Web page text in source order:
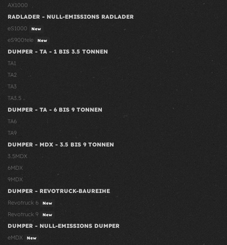
AX1000
RADLADER - NULL-EMISSIONS RADLADER
eS1000
New
eS900tele New
DUMPER - TA - 1 BIS 3.5 TONNEN
TA1
TA2
TA3
TA3.5
DUMPER - TA - 6 BIS 9 TONNEN
TA6
TA9
DUMPER - MDX - 3.5 BIS 9 TONNEN
3.5MDX
6MDX
9MDX
DUMPER - REVOTRUCK-BAUREIHE
Revotruck 6
New
Revotruck 9 New
DUMPER - NULL-EMISSIONS DUMPER
eMDX
New